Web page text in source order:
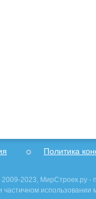
Политика
2023, МирСтроек.ру -
использовании